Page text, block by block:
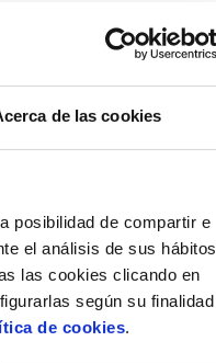
de las cookies
posibilidad de compartir e
el análisis de sus hábitos
las cookies clicando en
según su finalidad
de cookies.